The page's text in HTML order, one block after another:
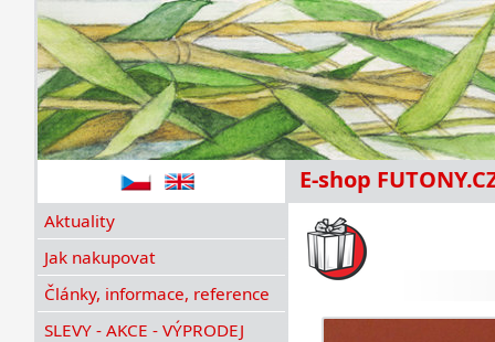
E-shop
Aktuality
Jak nakupovat
Články, informace, reference
SLEVY - AKCE - VÝPRODEJ